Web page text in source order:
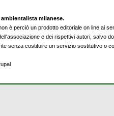
milanese.
è perciò un prodotto editoriale on line ai
e dei rispettivi autori,
senza costituire un servizio sostitutivo o